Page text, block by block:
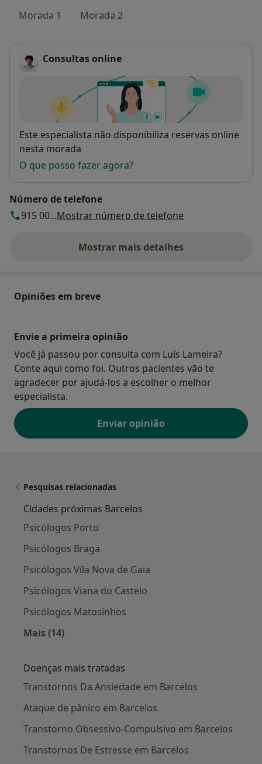
Morada 1 Morada 2
Consultas online
Disponibilidade
Este especialista não disponibiliza reservas online
nesta morada
O que posso fazer agora?
Número de telefone
915 00...Mostrar número de telefone
Mostrar mais detalhes
sobre o endereço
Opiniões em breve
Envie a primeira opinião
Você já passou por consulta com Luís Lameira?
Conte aqui como foi. Outros pacientes vão te
agradecer por ajudá-los a escolher o melhor
especialista.
Enviar opinião
Pesquisas relacionadas
Cidades próximas Barcelos
Psicólogos Porto
Psicólogos Braga
Psicólogos Vila Nova de Gaia
Psicólogos Viana do Castelo
Psicólogos Matosinhos
Mais (14)
Doenças mais tratadas
Transtornos Da Ansiedade em Barcelos
Ataque de pânico em Barcelos
Transtorno Obsessivo-Compulsivo em Barcelos
Transtornos De Estresse em Barcelos